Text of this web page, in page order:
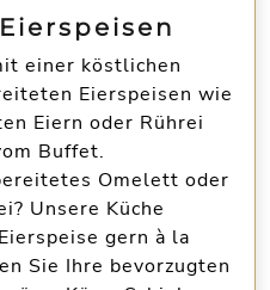
einer köstlichen
Eierspeisen wie
Eiern oder Rührei
Buffet.
Omelett oder
Unsere Küche
gern à la
Sie Ihre bevorzugten